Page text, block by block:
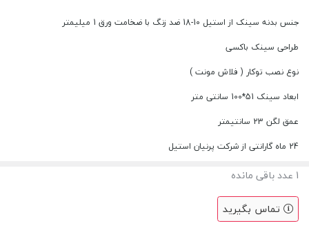
جنس بدنه سینک از استیل 10-18 ضد زنگ با ضخامت ورق 1 میلیمتر
طراحی سینک باکسی
نوع نصب توکار ( فلاش مونت )
ابعاد سینک 51*100 سانتی متر
عمق لگن 23 سانتیمتر
24 ماه گارانتی از شرکت پرنیان استیل
1 عدد باقی مانده
تماس بگیرید